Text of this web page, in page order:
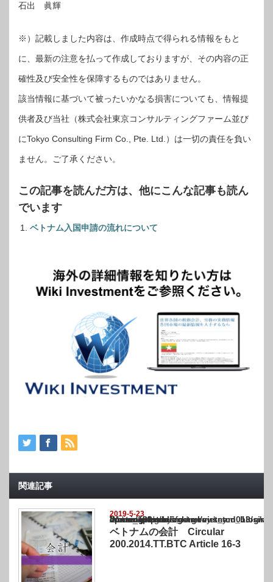
石出 眞輝
※）記載しました内容は、作成時点で得られる情報をもと
に、最新の注意を払って作成しておりますが、その内容の正
確性及び安全性を保障するものではありません。
該当情報に基づいて被ったいかなる損害についても、情報提
供者及び当社（株式会社東京コンサルティングファーム並び
にTokyo Consulting Firm Co., Pte. Ltd.）は一切の責任を負い
ません。ご了承ください。
この記事を読んだ方は、他にこんな記事も読ん
でいます
ベトナム入国申請の流れについて
関連記事
2019-5-23
Warning
: Undefined array key "show_category" in
/home/netst/kuno-cpa.co.jp/public_html/vietnam_blog/wp-content/themes/
on line183
ベトナムの会計 Circular
200.2014.TT.BTC Article 16-3